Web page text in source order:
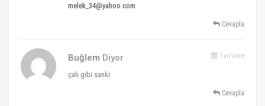
melek_34@yahoo.com
Cevapla
Buğlem Diyor 1 yıl önce
çalı gibi sanki
Cevapla